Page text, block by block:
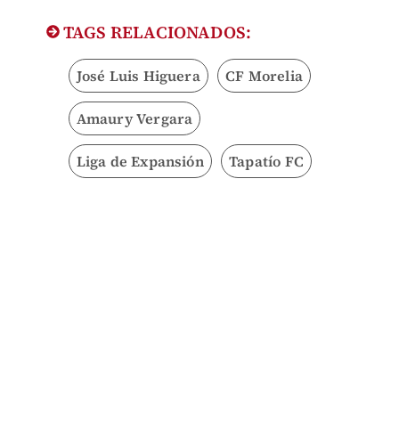
TAGS RELACIONADOS:
José Luis Higuera CF Morelia
Amaury Vergara
Liga de Expansión Tapatío FC